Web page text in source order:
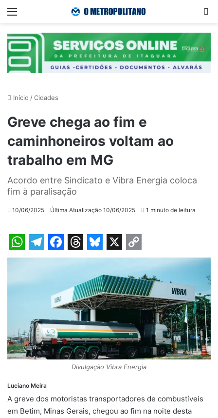
Menu
Início /Cidades
Greve chega ao fim e
caminhoneiros voltam ao
trabalho em MG
Acordo entre Sindicato e Vibra Energia coloca
fim à paralisação
10/06/2025 Última Atualização 10/06/2025 1 minuto de leitura
W
a
A
p
T
g
r
a
F
a
c
e
b
o
o
T
r
e
a
d
s
B
u
e
s
k
y
X C
o
p
y
L
i
n
k
Divulgação Vibra Energia
Luciano Meira
A greve dos motoristas transportadores de combustíveis
em Betim, Minas Gerais, chegou ao fim na noite desta